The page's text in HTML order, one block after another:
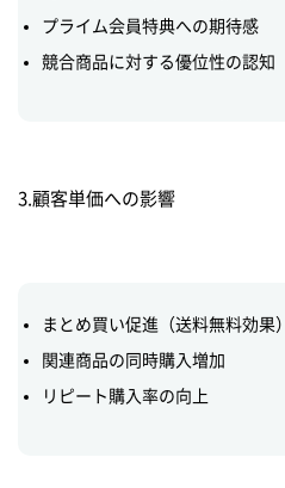
プライム会員特典への期待感
競合商品に対する優位性の認知
3.顧客単価への影響
まとめ買い促進（送料無料効果）
関連商品の同時購入増加
リピート購入率の向上